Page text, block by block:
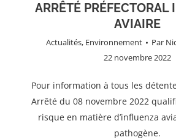
ARRÊTÉ PRÉFECTORAL
AVIAIRE
Actualités, Environnement Par
22 novembre 2022
Pour information à tous les
Arrêté du 08 novembre 2022
risque en matière d’influenza
pathogène.